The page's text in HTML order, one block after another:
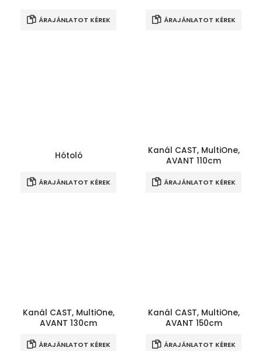
ÁRAJÁNLATOT KÉREK ÁRAJÁNLATOT KÉREK
Hótoló
ÁRAJÁNLATOT KÉREK
Kanál CAST, MultiOne,
AVANT 110cm
ÁRAJÁNLATOT KÉREK
Kanál CAST, MultiOne,
AVANT 130cm
ÁRAJÁNLATOT KÉREK
Kanál CAST, MultiOne,
AVANT 150cm
ÁRAJÁNLATOT KÉREK